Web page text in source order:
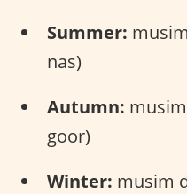
Summer:
nas)
Autumn:
goor)
Winter: musim